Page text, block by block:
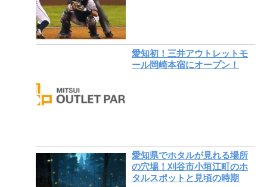
愛知初！三井アウトレットモ
ール岡崎本宿にオープン！
愛知県でホタルが見れる場所
の穴場！刈谷市小垣江町のホ
タルスポットと見頃の時期